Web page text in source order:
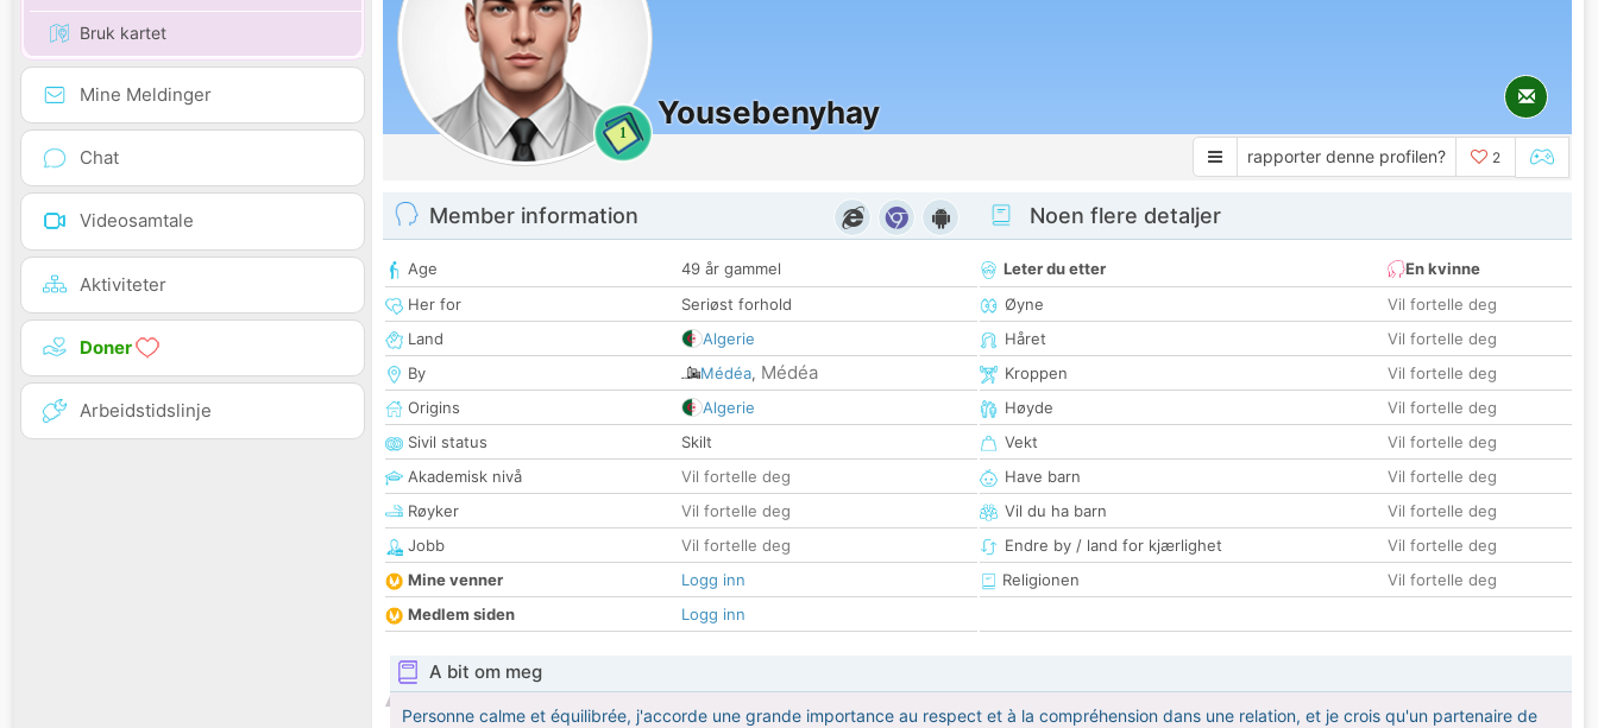
Bruk kartet
Mine Meldinger
Chat
Videosamtale
Aktiviteter
Doner
Arbeidstidslinje
1
Yousebenyhay
rapporter denne profilen? 2
Member information
Age
49 år gammel
Her for
Seriøst forhold
Land
Algerie
By
Médéa, Médéa
Origins
Algerie
Sivil status
Skilt
Akademisk nivå
Vil fortelle deg
Røyker
Vil fortelle deg
Jobb
Vil fortelle deg
Mine venner
Logg inn
Medlem siden
Logg inn
Noen flere detaljer
Leter du etter
En kvinne
Øyne
Vil fortelle deg
Håret
Vil fortelle deg
Kroppen
Vil fortelle deg
Høyde
Vil fortelle deg
Vekt
Vil fortelle deg
Have barn
Vil fortelle deg
Vil du ha barn
Vil fortelle deg
Endre by / land for kjærlighet
Vil fortelle deg
Religionen
Vil fortelle deg
A bit om meg
Personne calme et équilibrée, j'accorde une grande importance au respect et à la compréhension dans une relation, et je crois qu'un partenaire de